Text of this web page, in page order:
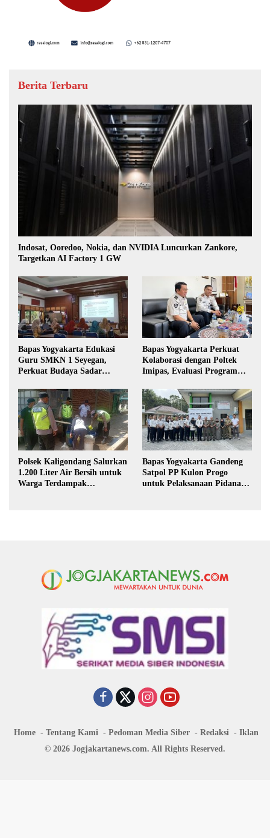
Berita Terbaru
Indosat, Ooredoo, Nokia, dan NVIDIA Luncurkan Zankore,
Targetkan AI Factory 1 GW
Bapas Yogyakarta Edukasi
Guru SMKN 1 Seyegan,
Perkuat Budaya Sadar
Bapas Yogyakarta Perkuat
Kolaborasi dengan Poltek
Imipas, Evaluasi Program
Polsek Kaligondang Salurkan
1.200 Liter Air Bersih untuk
Warga Terdampak
Bapas Yogyakarta Gandeng
Satpol PP Kulon Progo
untuk Pelaksanaan Pidana
Home Tentang Kami Pedoman Media Siber Redaksi
Iklan
© 2026 Jogjakartanews.com. All Rights Reserved.